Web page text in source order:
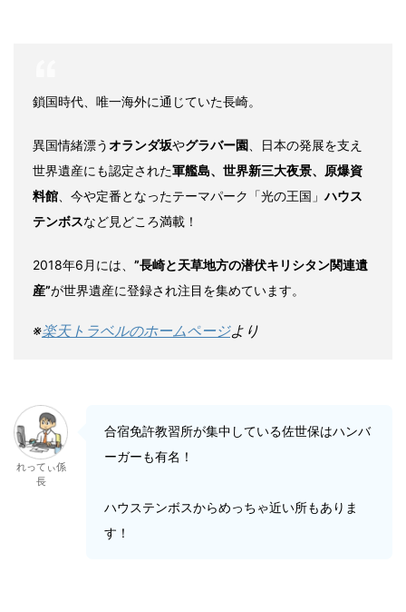
鎖国時代、唯一海外に通じていた長崎。
異国情緒漂うオランダ坂やグラバー園 、日本の発展を支え
世界遺産にも認定された軍艦島、世界新三大夜景、原爆資
料館 、今や定番となったテーマパーク「光の王国」ハウス
テンボスなど見どころ満載！
2018年6月には、 ”長崎と天草地方の潜伏キリシタン関連遺
産”が世界遺産に登録され注目を集めています。
※楽天トラベルのホームページより
れってぃ係
長
合宿免許教習所が集中している佐世保はハンバ
ーガーも有名！
ハウステンボスからめっちゃ近い所もありま
す！